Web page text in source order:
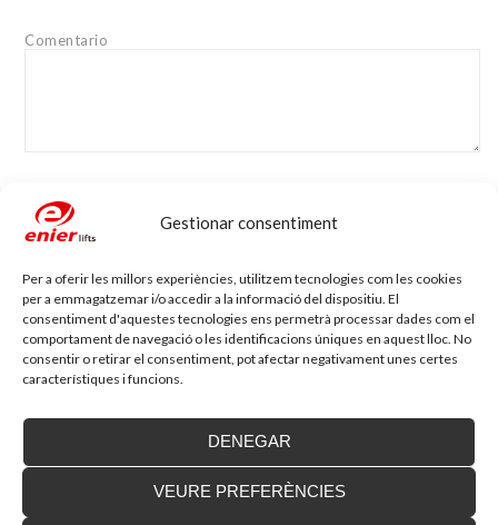
Gestionar consentiment
Per a oferir les millors experiències, utilitzem tecnologies com les cookies
per a emmagatzemar i/o accedir a la informació del dispositiu. El
consentiment d'aquestes tecnologies ens permetrà processar dades com el
comportament de navegació o les identificacions úniques en aquest lloc. No
consentir o retirar el consentiment, pot afectar negativament unes certes
característiques i funcions.
DENEGAR
VEURE PREFERÈNCIES
Comentario
Nom*
Lloc web